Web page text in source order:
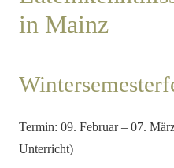
in Mainz
Termin: 09. Februar – 07.
Unterricht)